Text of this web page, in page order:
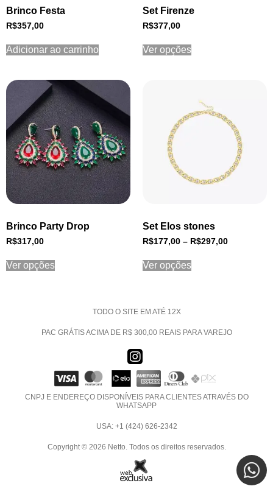
Brinco Festa
R$357,00
Adicionar ao carrinho
Set Firenze
R$377,00
Ver opções
Brinco Party Drop
R$317,00
Ver opções
Set Elos stones
R$177,00 – R$297,00
Ver opções
TODO O SITE EM ATÉ 12X
PAC GRÁTIS ACIMA DE R$ 300,00 REAIS PARA VAREJO
CNPJ E ENDEREÇO DISPONÍVEIS PARA CLIENTES ATRAVÉS DO
WHATSAPP
USA: +1 (424) 626-2342
Copyright © 2026 Netto. Todos os direitos reservados.